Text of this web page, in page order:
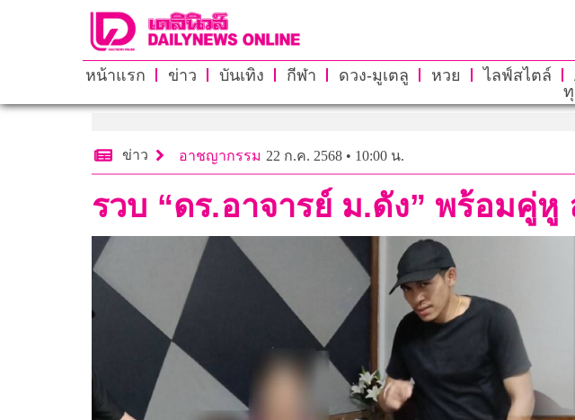
หน้าแรก ข่าว บันเทิง กีฬา ดวง-มูเตลู หวย ไลฟ์สไตล์
ข่าว อาชญากรรม 22 ก.ค. 2568 • 10:00 น.
รวบ “ดร.อาจารย์ ม.ดัง” พร้อมคู่